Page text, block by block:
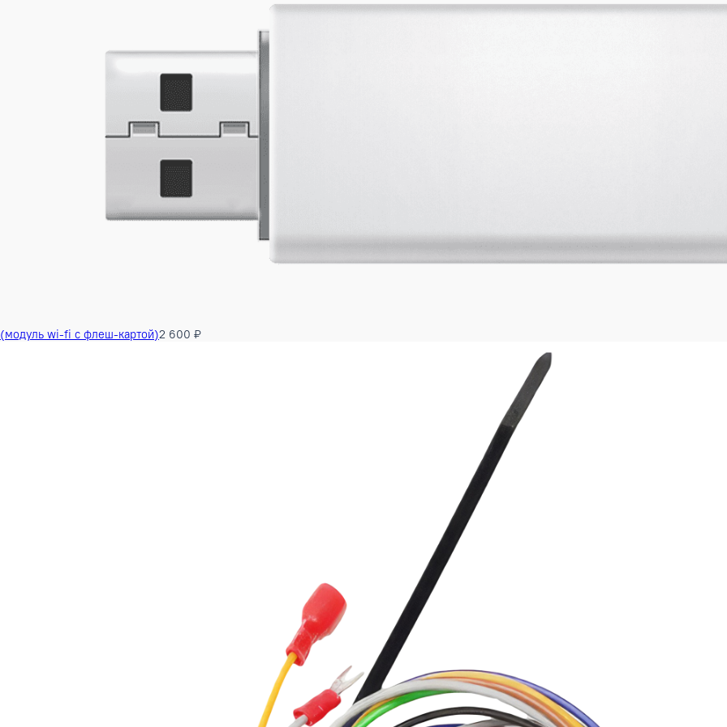
94.5 см
Длина/ширина/высота без упаковки наружного блока
Руководство пользователя Q-серия [2022.11-2].pdf
AUX Дозаправка фреона 2025.pdf
AUX Коды ошибок.pdf
С этим товаром покупают